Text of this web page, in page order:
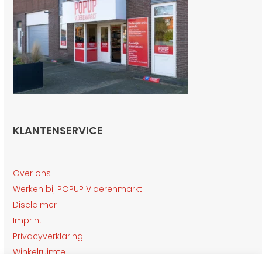
KLANTENSERVICE
Over ons
Werken bij POPUP Vloerenmarkt
Disclaimer
Imprint
Privacyverklaring
Winkelruimte